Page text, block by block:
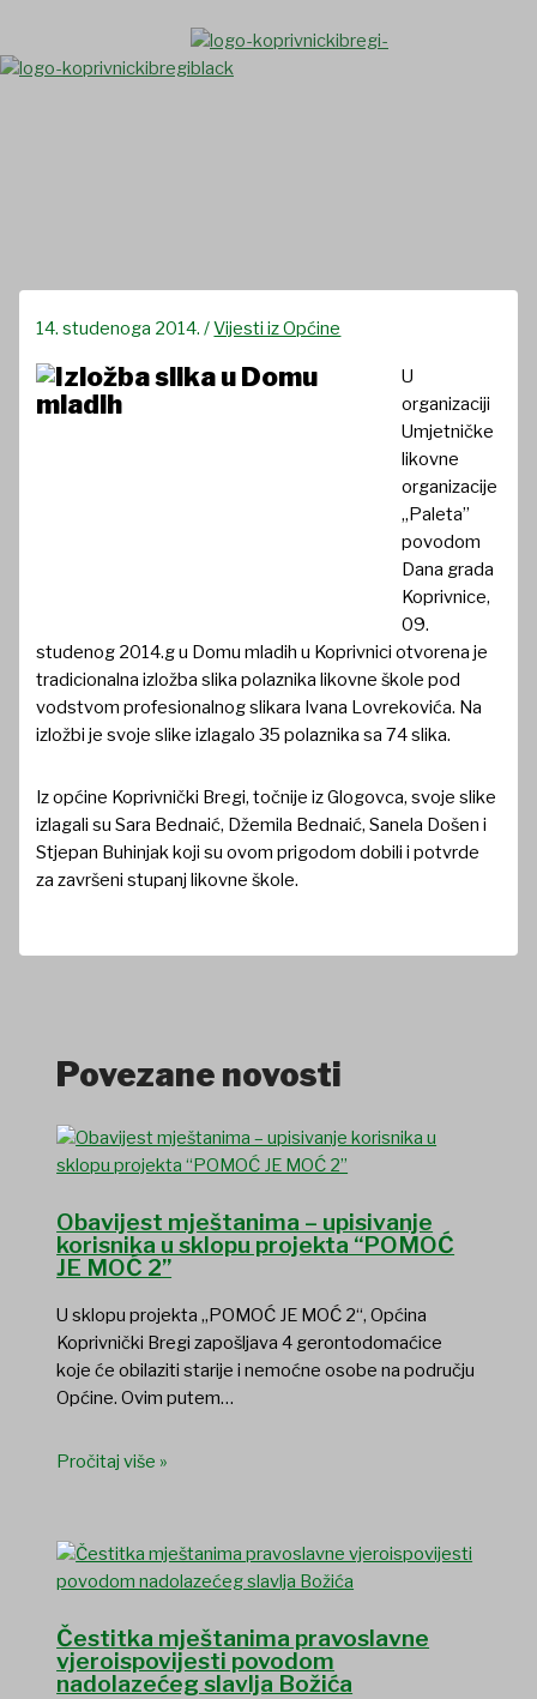
content
14. studenoga 2014./Vijesti iz Općine
U
organizaciji
Umjetničke
likovne
organizacije
„Paleta”
povodom
Dana grada
Koprivnice,
09.
studenog 2014.g u Domu mladih u Koprivnici otvorena je
tradicionalna izložba slika polaznika likovne škole pod
vodstvom profesionalnog slikara Ivana Lovrekovića. Na
izložbi je svoje slike izlagalo 35 polaznika sa 74 slika.
Iz općine Koprivnički Bregi, točnije iz Glogovca, svoje slike
izlagali su Sara Bednaić, Džemila Bednaić, Sanela Došen i
Stjepan Buhinjak koji su ovom prigodom dobili i potvrde
za završeni stupanj likovne škole.
Povezane novosti
Obavijest mještanima – upisivanje
korisnika u sklopu projekta “POMOĆ
JE MOĆ 2”
U sklopu projekta „POMOĆ JE MOĆ 2“, Općina
Koprivnički Bregi zapošljava 4 gerontodomaćice
koje će obilaziti starije i nemoćne osobe na području
Općine. Ovim putem…
Pročitaj više »
Čestitka mještanima pravoslavne
vjeroispovijesti povodom
nadolazećeg slavlja Božića